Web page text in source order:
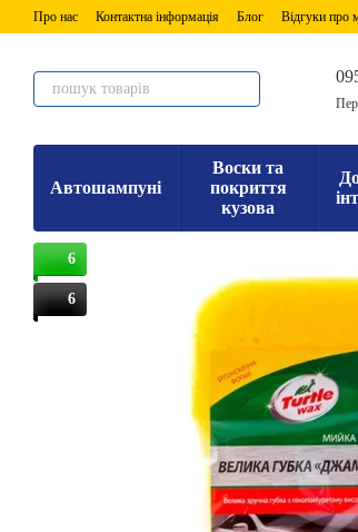
Перейти до основного контенту
Про нас Контактна інформація Блог Відгуки про
Автошампуні
Воски та
покриття
кузова
6
6